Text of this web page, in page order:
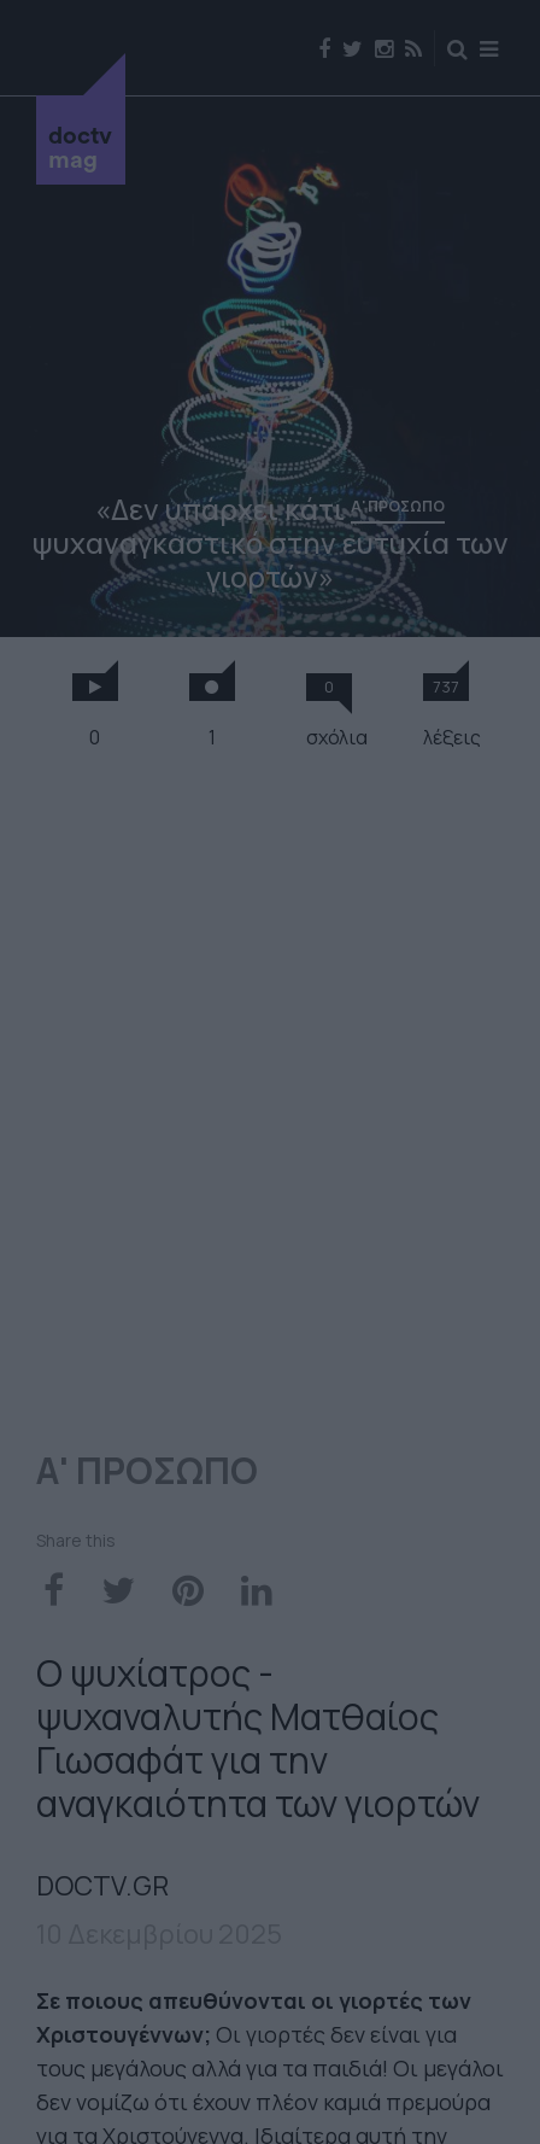
doctv
mag
«Δεν υπάρχει κάτιΑ' ΠΡΟΣΩΠΟ
ψυχαναγκαστικό στην ευτυχία των
γιορτών»
0 1
0
σχόλια
737
λέξεις
Α' ΠΡΟΣΩΠΟ
Share this
Ο ψυχίατρος -
ψυχαναλυτής Ματθαίος
Γιωσαφάτ για την
αναγκαιότητα των γιορτών
DOCTV.GR
Σε ποιους απευθύνονται οι γιορτές των
Χριστουγέννων; Οι γιορτές δεν είναι για
τους μεγάλους αλλά για τα παιδιά! Οι μεγάλοι
δεν νομίζω ότι έχουν πλέον καμιά πρεμούρα
για τα Χριστούγεννα. Ιδιαίτερα αυτή την